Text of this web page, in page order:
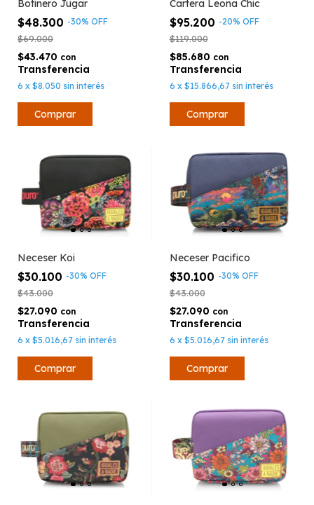
Botinero Jugar
$48.300 -30% OFF
$69.000
$43.470 con
6 x $8.050 sin interés
Cartera Leona Chic
$95.200 -20% OFF
$119.000
$85.680 con
6 x $15.866,67 sin interés
Neceser Koi
$30.100 -30% OFF
$43.000
$27.090 con
6 x $5.016,67 sin interés
Neceser Pacifico
$30.100 -30% OFF
$43.000
$27.090 con
6 x $5.016,67 sin interés